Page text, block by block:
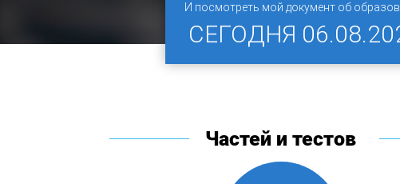
И посмотреть мой документ об
СЕГОДНЯ
Частей и тестов